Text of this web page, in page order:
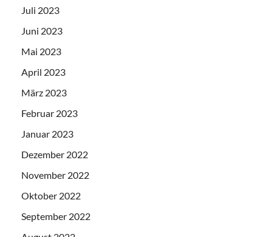
Juli 2023
Juni 2023
Mai 2023
April 2023
März 2023
Februar 2023
Januar 2023
Dezember 2022
November 2022
Oktober 2022
September 2022